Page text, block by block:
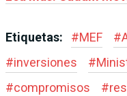
Etiquetas: #MEF #
#inversiones #
#compromisos #